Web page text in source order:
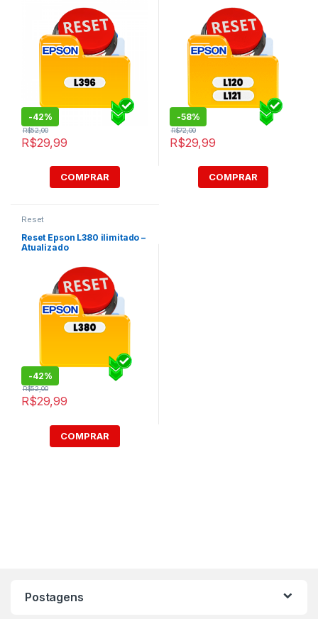
-42%
R$29,99
R$52,00
COMPRAR
-58%
R$29,99
R$72,00
COMPRAR
Reset
Reset Epson L380 ilimitado –
Atualizado
-42%
R$29,99
R$52,00
COMPRAR
Postagens